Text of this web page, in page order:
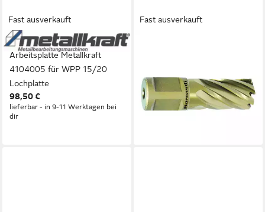
Fast ausverkauft
METALLKRAFT
Arbeitsplatte Metallkraft
4104005 für WPP 15/20
Lochplatte
98,50 €
lieferbar - in 9-11 Werktagen bei
dir
Fast ausverkauft
30 Weldon, Ø 13 mm
Kernbohrer
20,67 €